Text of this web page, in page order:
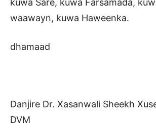
dhamaad
Danjire Dr. Xasanwali Sheekh
DVM